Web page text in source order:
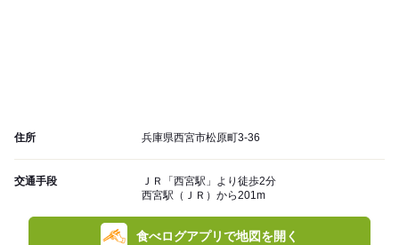
住所 兵庫県西宮市松原町3-36
交通手段
ＪＲ「西宮駅」より徒歩2分
西宮駅（ＪＲ）から201m
食べログアプリで地図を開く